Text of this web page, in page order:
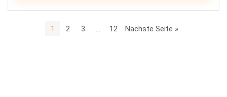
1 2 3 12 Nächste Seite »